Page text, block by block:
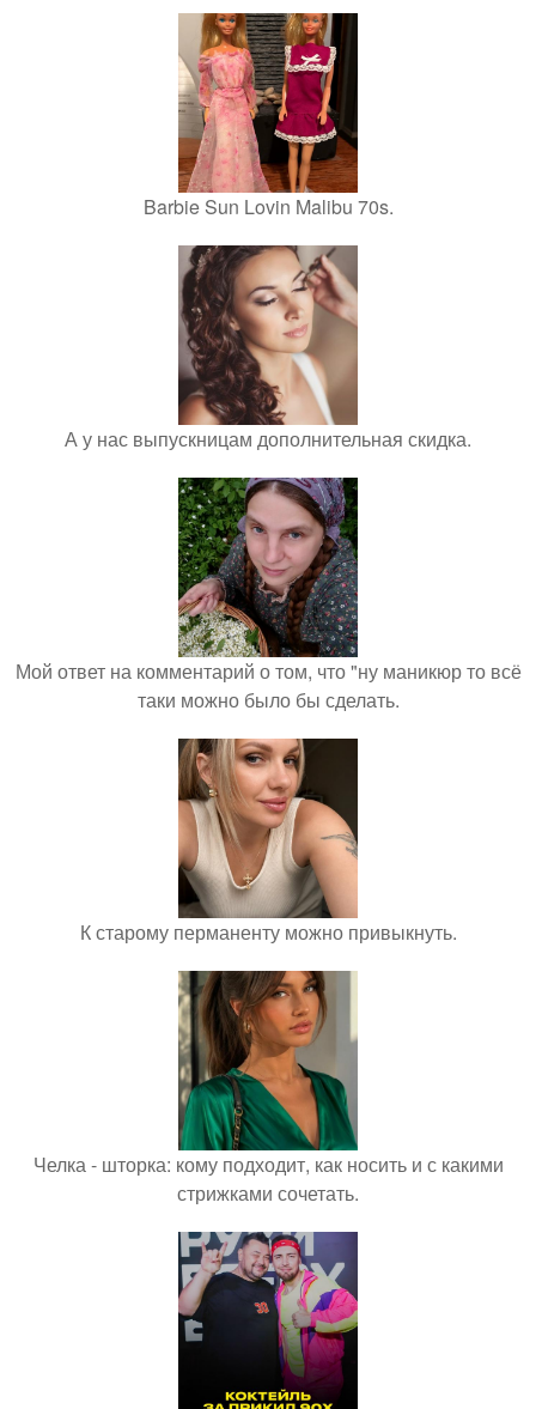
Barbie Sun Lovin Malibu 70s.
А у нас выпускницам дополнительная скидка.
Мой ответ на комментарий о том, что "ну маникюр то всё
таки можно было бы сделать.
К старому перманенту можно привыкнуть.
Челка - шторка: кому подходит, как носить и с какими
стрижками сочетать.